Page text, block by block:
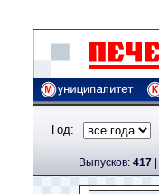
Год:
Выпусков: 417 |